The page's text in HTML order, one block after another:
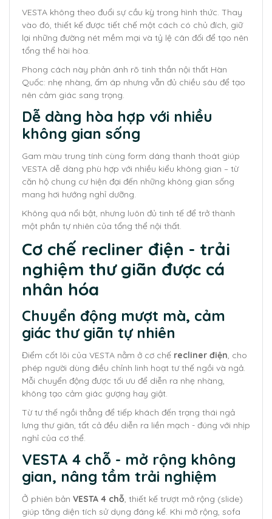
VESTA không theo đuổi sự cầu kỳ trong hình thức. Thay
vào đó, thiết kế được tiết chế một cách có chủ đích, giữ
lại những đường nét mềm mại và tỷ lệ cân đối để tạo nên
tổng thể hài hòa.
Phong cách này phản ánh rõ tinh thần nội thất Hàn
Quốc: nhẹ nhàng, ấm áp nhưng vẫn đủ chiều sâu để tạo
nên cảm giác sang trọng.
Dễ dàng hòa hợp với nhiều
không gian sống
Gam màu trung tính cùng form dáng thanh thoát giúp
VESTA dễ dàng phù hợp với nhiều kiểu không gian – từ
căn hộ chung cư hiện đại đến những không gian sống
mang hơi hướng nghỉ dưỡng.
Không quá nổi bật, nhưng luôn đủ tinh tế để trở thành
một phần tự nhiên của tổng thể nội thất.
Cơ chế recliner điện - trải
nghiệm thư giãn được cá
nhân hóa
Chuyển động mượt mà, cảm
giác thư giãn tự nhiên
Điểm cốt lõi của VESTA nằm ở cơ chế recliner điện, cho
phép người dùng điều chỉnh linh hoạt tư thế ngồi và ngả.
Mỗi chuyển động được tối ưu để diễn ra nhẹ nhàng,
không tạo cảm giác gượng hay giật.
Từ tư thế ngồi thẳng để tiếp khách đến trạng thái ngả
lưng thư giãn, tất cả đều diễn ra liền mạch - đúng với nhịp
nghỉ của cơ thể.
VESTA 4 chỗ - mở rộng không
gian, nâng tầm trải nghiệm
Ở phiên bản VESTA 4 chỗ, thiết kế trượt mở rộng (slide)
giúp tăng diện tích sử dụng đáng kể. Khi mở rộng, sofa